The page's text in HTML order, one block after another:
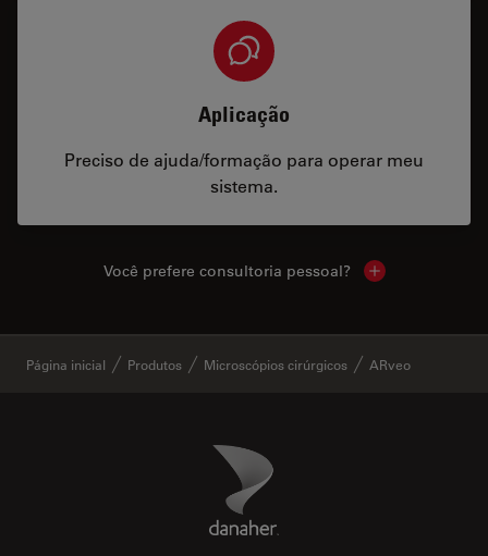
Aplicação
Preciso de ajuda/formação para operar meu
sistema.
Você prefere consultoria pessoal? Show local
Página inicial Produtos Microscópios cirúrgicos ARveo
Danaher Logo